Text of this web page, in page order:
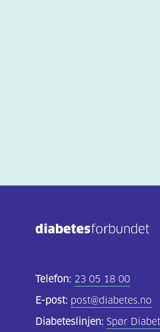
Telefon: 23 05 18 00
E-post: post@diabetes.no
Diabeteslinjen: Spør